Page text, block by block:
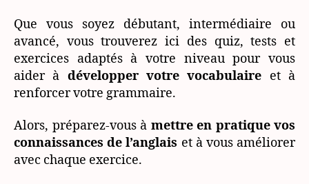
Que vous soyez débutant, intermédiaire ou
avancé, vous trouverez ici des quiz, tests et
exercices adaptés à votre niveau pour vous
aider à développer votre vocabulaire et à
renforcer votre grammaire.
Alors, préparez-vous à mettre en pratique vos
connaissances de l’anglais et à vous améliorer
avec chaque exercice.